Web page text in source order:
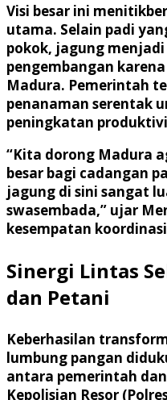
Visi besar ini
utama. Selain padi
pokok, jagung
pengembangan
Madura. Pemerintah
penanaman serentak
peningkatan
“Kita dorong Madura
besar bagi cadangan
jagung di sini sangat
swasembada,” ujar
kesempatan
Sinergi Lintas
dan Petani
Keberhasilan
lumbung pangan
antara pemerintah
Kepolisian Resor